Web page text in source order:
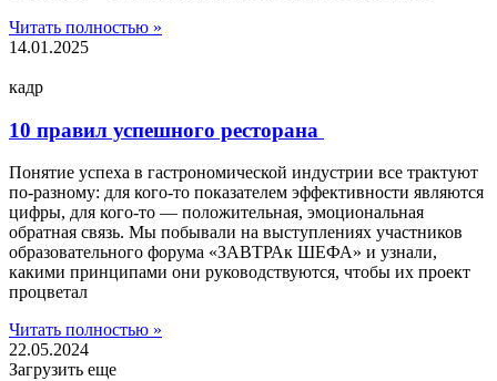
Читать полностью »
14.01.2025
кадр
10 правил успешного ресторана
Понятие успеха в гастрономической индустрии все трактуют
по-разному: для кого-то показателем эффективности являются
цифры, для кого-то — положительная, эмоциональная
обратная связь. Мы побывали на выступлениях участников
образовательного форума «ЗАВТРАк ШЕФА» и узнали,
какими принципами они руководствуются, чтобы их проект
процветал
Читать полностью »
22.05.2024
Загрузить еще